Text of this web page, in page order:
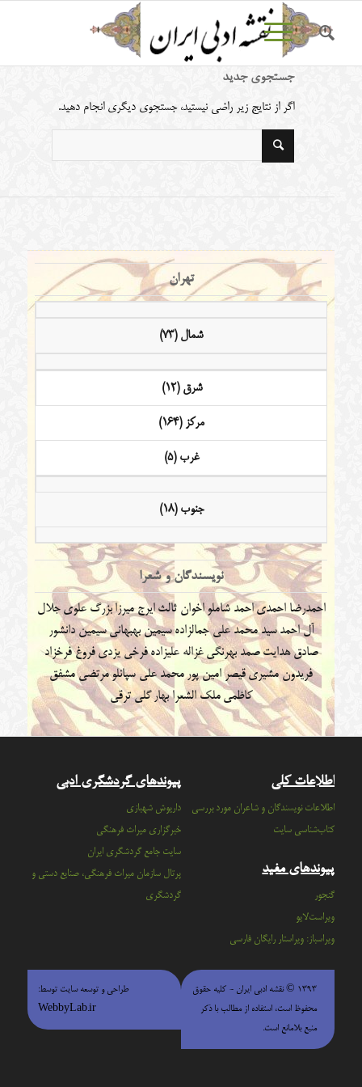
جستجوی جدید
اگر از نتایج زیر راضی نیستید، جستجوی دیگری انجام دهید.
تهران
شمال (73)
شرق (12)
مرکز (164)
غرب (5)
جنوب (18)
نویسندگان و شعرا
احمدرضا احمدیاحمد شاملو اخوان ثالث ایرج میرزابزرگ علوی جلال
آل احمدسید محمد علی جمالزادهسیمین بهبهانیسیمین دانشور
صادق هدایتصمد بهرنگی غزاله علیزادهفرخی یزدی فروغ فرخزاد
فریدون مشیری قیصر امین پور محمد علی سپانلومرتضی مشفق
کاظمی ملک الشعرا بهار گلی ترقی
اطلاعات کلی
اطلاعات نویسندگان و شاعران مورد بررسی
کتاب‌شناسی سایت
پیوندهای مفید
گنجور
ویراست‌لایو
ویراسباز: ویراستار رایگان فارسی
پیوندهای گردشگری ادبی
داریوش شهبازی
خبرگزاری میراث فرهنگی
سايت جامع گردشگري ايران
پرتال سازمان ميراث فرهنگي، صنايع دستي و
گردشگري
۱۳۹۳ © نقشه ادبی ایران - كليه حقوق
محفوظ است، استفاده از مطالب با ذكر
منبع بلامانع است.
طراحی و توسعه سایت توسط:
WebbyLab.ir